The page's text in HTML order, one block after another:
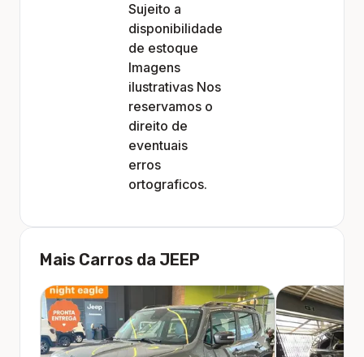
Sujeito a
disponibilidade
de estoque
Imagens
ilustrativas Nos
reservamos o
direito de
eventuais
erros
ortograficos.
Mais Carros da JEEP